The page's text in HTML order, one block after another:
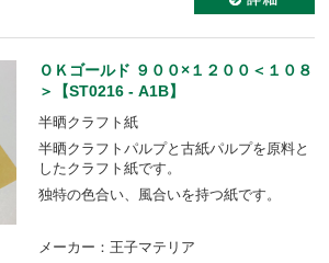
ＯＫゴールド ９００×１２００＜１０８
＞【ST0216 - A1B】
半晒クラフト紙
半晒クラフトパルプと古紙パルプを原料と
したクラフト紙です。
独特の色合い、風合いを持つ紙です。
メーカー：王子マテリア